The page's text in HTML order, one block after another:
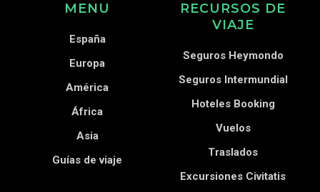
MENU
España
Europa
América
África
Asia
Guías de viaje
RECURSOS DE
VIAJE
Seguros Heymondo
Seguros Intermundial
Hoteles Booking
Vuelos
Traslados
Excursiones Civitatis